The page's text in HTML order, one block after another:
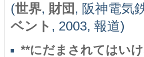
(世界, 財団 , 阪神電気
ベント , 2003, 報道)
**にだまされてはい